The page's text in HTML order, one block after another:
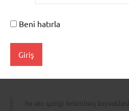
Beni hatırla
bu site içeriği belirtilmiş